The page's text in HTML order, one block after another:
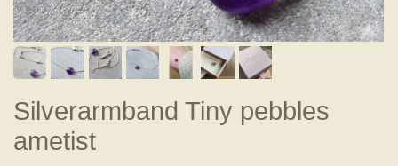
Silverarmband Tiny pebbles
ametist